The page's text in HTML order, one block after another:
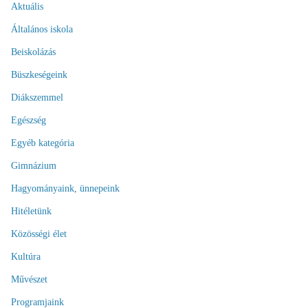
Aktuális
Általános iskola
Beiskolázás
Büszkeségeink
Diákszemmel
Egészség
Egyéb kategória
Gimnázium
Hagyományaink, ünnepeink
Hitéletünk
Közösségi élet
Kultúra
Művészet
Programjaink